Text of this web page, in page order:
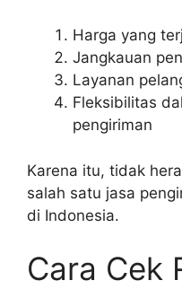
Harga yang
Jangkauan
Layanan
Fleksibilitas
pengiriman
Karena itu, tidak
salah satu jasa
di Indonesia.
Cara Cek